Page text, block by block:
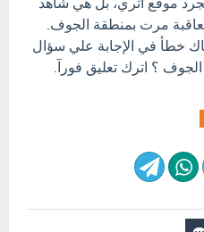
مرت بمنطقة الجوف.
خطأ في الإجابة علي سؤال
؟ اترك تعليق فورآ.